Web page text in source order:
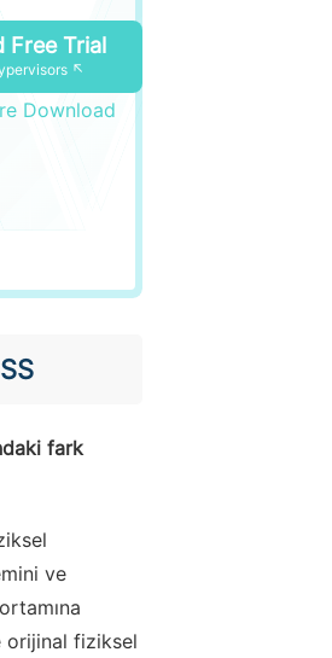
Free Trial
↖
Download
fark
ve
orijinal fiziksel